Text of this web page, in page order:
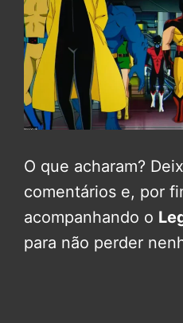
O que acharam?
comentários e, por
acompanhando o
para não perder